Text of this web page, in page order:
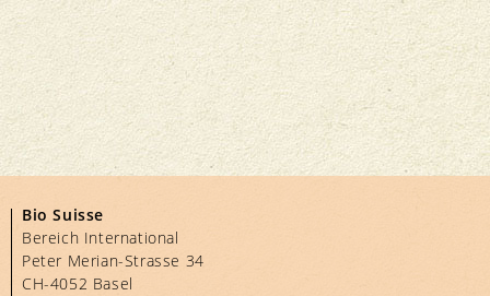
Bio Suisse
Bereich International
Peter Merian-Strasse 34
CH-4052 Basel